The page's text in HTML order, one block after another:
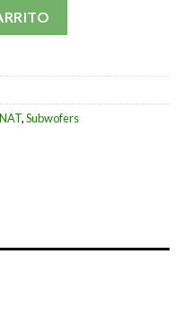
SUB 530A cantidad
,Subwofers